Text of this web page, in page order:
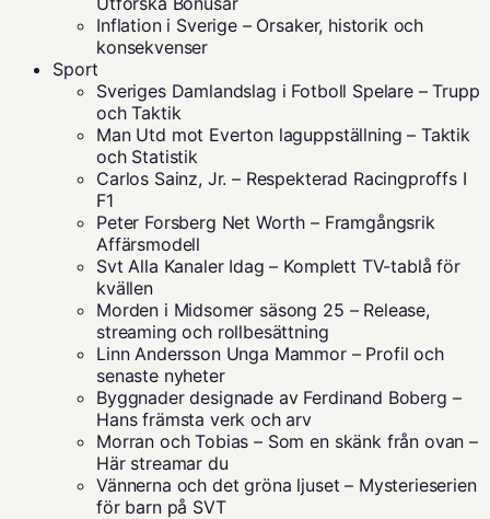
Inflation i Sverige – Orsaker, historik och
konsekvenser
Sport
Sveriges Damlandslag i Fotboll Spelare – Trupp
och Taktik
Man Utd mot Everton laguppställning – Taktik
och Statistik
Carlos Sainz, Jr. – Respekterad Racingproffs I
F1
Peter Forsberg Net Worth – Framgångsrik
Affärsmodell
Svt Alla Kanaler Idag – Komplett TV-tablå för
kvällen
Morden i Midsomer säsong 25 – Release,
streaming och rollbesättning
Linn Andersson Unga Mammor – Profil och
senaste nyheter
Byggnader designade av Ferdinand Boberg –
Hans främsta verk och arv
Morran och Tobias – Som en skänk från ovan –
Här streamar du
Vännerna och det gröna ljuset – Mysterieserien
för barn på SVT